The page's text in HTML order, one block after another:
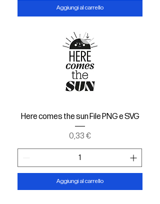
Aggiungi al carrello
Here comes the sun File PNG e SVG
Prezzo
0,33 €
Aggiungi al carrello